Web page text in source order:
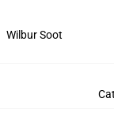
Wilbur Soot